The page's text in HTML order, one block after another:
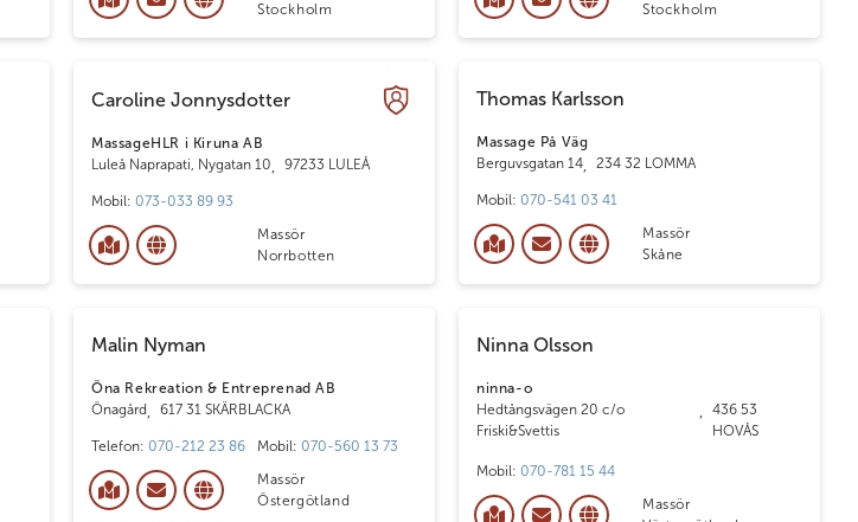
Stockholm
Stockholm
Caroline Jonnysdotter
MassageHLR i Kiruna AB
Luleå Naprapati, Nygatan 10, 97233 LULEÅ
Mobil: 073-033 89 93
Massör
Norrbotten
Thomas Karlsson
Massage På Väg
Berguvsgatan 14, 234 32 LOMMA
Mobil: 070-541 03 41
Massör
Skåne
Malin Nyman
Öna Rekreation & Entreprenad AB
Önagård, 617 31 SKÄRBLACKA
Telefon: 070-212 23 86 Mobil: 070-560 13 73
Massör
Östergötland
Ninna Olsson
ninna-o
Hedtångsvägen 20 c/o
Friski&Svettis
, 436 53
HOVÅS
Mobil: 070-781 15 44
Massör